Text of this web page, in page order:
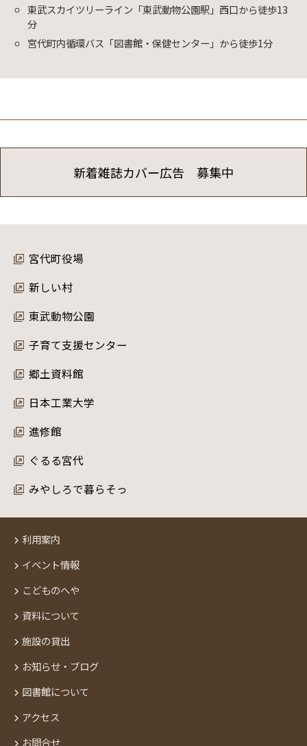
東武スカイツリーライン「東武動物公園駅」西口から徒歩13
分
宮代町内循環バス「図書館・保健センター」から徒歩1分
新着雑誌カバー広告 募集中
宮代町役場
新しい村
東武動物公園
子育て支援センター
郷土資料館
日本工業大学
進修館
ぐるる宮代
みやしろで暮らそっ
利用案内
イベント情報
こどものへや
資料について
施設の貸出
お知らせ・ブログ
図書館について
アクセス
お問合せ